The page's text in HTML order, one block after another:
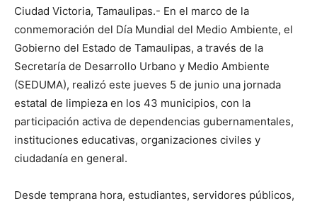
Ciudad Victoria, Tamaulipas.- En el marco de la
conmemoración del Día Mundial del Medio Ambiente, el
Gobierno del Estado de Tamaulipas, a través de la
Secretaría de Desarrollo Urbano y Medio Ambiente
(SEDUMA), realizó este jueves 5 de junio una jornada
estatal de limpieza en los 43 municipios, con la
participación activa de dependencias gubernamentales,
instituciones educativas, organizaciones civiles y
ciudadanía en general.
Desde temprana hora, estudiantes, servidores públicos,